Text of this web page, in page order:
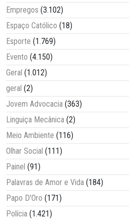
Empregos (3.102)
Espaço Católico (18)
Esporte (1.769)
Evento (4.150)
Geral (1.012)
geral (2)
Jovem Advocacia (363)
Linguiça Mecânica (2)
Meio Ambiente (116)
Olhar Social (111)
Painel (91)
Palavras de Amor e Vida (184)
Papo D'Oro (171)
Polícia (1.421)